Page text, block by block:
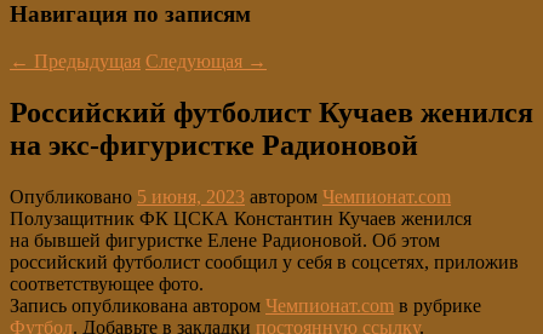
Навигация по записям
← Предыдущая Следующая →
Российский футболист Кучаев женился
на экс-фигуристке Радионовой
Опубликовано 5 июня, 2023 автором Чемпионат.com
Полузащитник ФК ЦСКА Константин Кучаев женился
на бывшей фигуристке Елене Радионовой. Об этом
российский футболист сообщил у себя в соцсетях, приложив
соответствующее фото.
Запись опубликована автором Чемпионат.com в рубрике
Футбол. Добавьте в закладки постоянную ссылку.